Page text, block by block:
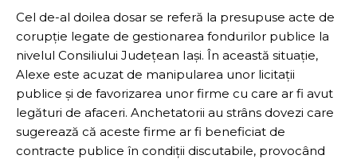
Cel de-al doilea dosar se referă la presupuse acte de
corupție legate de gestionarea fondurilor publice la
nivelul Consiliului Județean Iași. În această situație,
Alexe este acuzat de manipularea unor licitații
publice și de favorizarea unor firme cu care ar fi avut
legături de afaceri. Anchetatorii au strâns dovezi care
sugerează că aceste firme ar fi beneficiat de
contracte publice în condiții discutabile, provocând